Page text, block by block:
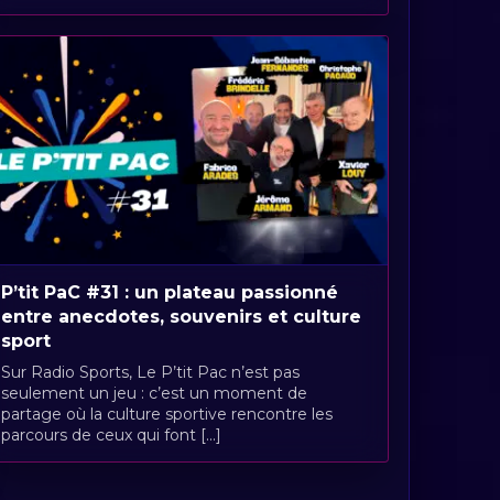
P’tit PaC #31 : un plateau passionné
entre anecdotes, souvenirs et culture
sport
Sur Radio Sports, Le P’tit Pac n’est pas
seulement un jeu : c’est un moment de
partage où la culture sportive rencontre les
parcours de ceux qui font [...]